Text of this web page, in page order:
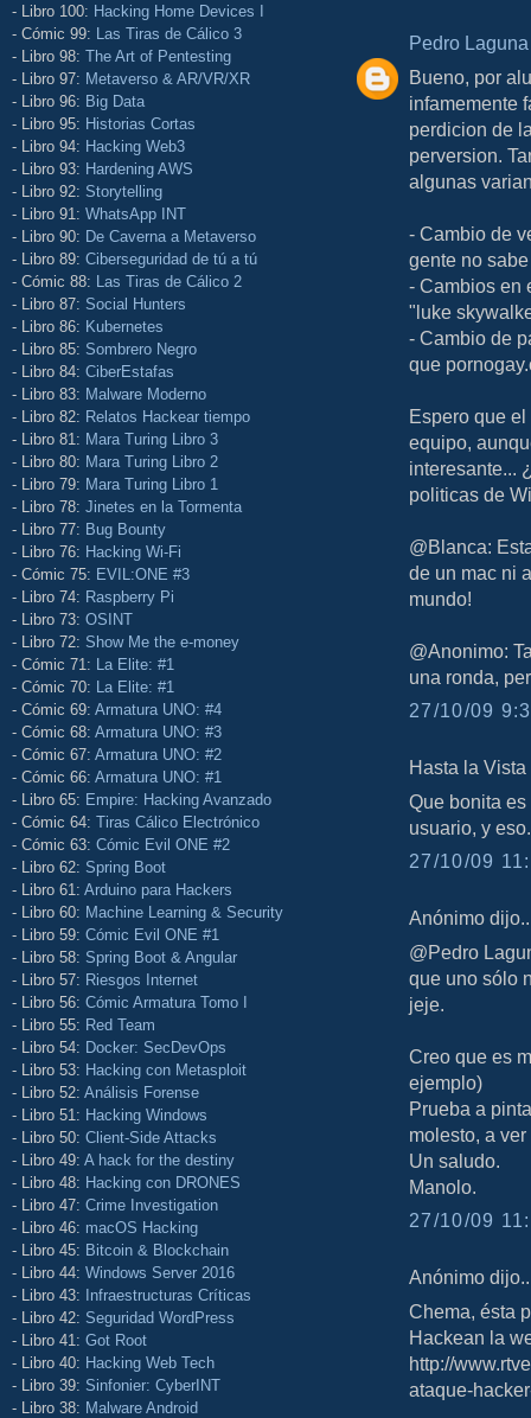
- Libro 100: Hacking Home Devices I
- Cómic 99: Las Tiras de Cálico 3
- Libro 98: The Art of Pentesting
- Libro 97: Metaverso & AR/VR/XR
- Libro 96: Big Data
- Libro 95: Historias Cortas
- Libro 94: Hacking Web3
- Libro 93: Hardening AWS
- Libro 92: Storytelling
- Libro 91: WhatsApp INT
- Libro 90: De Caverna a Metaverso
- Libro 89: Ciberseguridad de tú a tú
- Cómic 88: Las Tiras de Cálico 2
- Libro 87: Social Hunters
- Libro 86: Kubernetes
- Libro 85: Sombrero Negro
- Libro 84: CiberEstafas
- Libro 83: Malware Moderno
- Libro 82: Relatos Hackear tiempo
- Libro 81: Mara Turing Libro 3
- Libro 80: Mara Turing Libro 2
- Libro 79: Mara Turing Libro 1
- Libro 78: Jinetes en la Tormenta
- Libro 77: Bug Bounty
- Libro 76: Hacking Wi-Fi
- Cómic 75: EVIL:ONE #3
- Libro 74: Raspberry Pi
- Libro 73: OSINT
- Libro 72: Show Me the e-money
- Cómic 71: La Elite: #1
- Cómic 70: La Elite: #1
- Cómic 69: Armatura UNO: #4
- Cómic 68: Armatura UNO: #3
- Cómic 67: Armatura UNO: #2
- Cómic 66: Armatura UNO: #1
- Libro 65: Empire: Hacking Avanzado
- Cómic 64: Tiras Cálico Electrónico
- Cómic 63: Cómic Evil ONE #2
- Libro 62: Spring Boot
- Libro 61: Arduino para Hackers
- Libro 60: Machine Learning & Security
- Libro 59: Cómic Evil ONE #1
- Libro 58: Spring Boot & Angular
- Libro 57: Riesgos Internet
- Libro 56: Cómic Armatura Tomo I
- Libro 55: Red Team
- Libro 54: Docker: SecDevOps
- Libro 53: Hacking con Metasploit
- Libro 52: Análisis Forense
- Libro 51: Hacking Windows
- Libro 50: Client-Side Attacks
- Libro 49: A hack for the destiny
- Libro 48: Hacking con DRONES
- Libro 47: Crime Investigation
- Libro 46: macOS Hacking
- Libro 45: Bitcoin & Blockchain
- Libro 44: Windows Server 2016
- Libro 43: Infraestructuras Críticas
- Libro 42: Seguridad WordPress
- Libro 41: Got Root
- Libro 40: Hacking Web Tech
- Libro 39: Sinfonier: CyberINT
- Libro 38: Malware Android
Pedro Laguna
Bueno, por
infamemente
perdicion de
perversion.
algunas
- Cambio de
gente no
- Cambios en
"luke
- Cambio de
que
Espero que
equipo,
interesante...
politicas de
@Blanca:
de un mac ni
mundo!
@Anonimo:
una ronda,
27/10/09
Hasta la Vista
Que bonita
usuario, y
27/10/09
Anónimo
@Pedro
que uno sólo
jeje.
Creo que es
ejemplo)
Prueba a
molesto, a
Un saludo.
Manolo.
27/10/09
Anónimo
Chema, ésta
Hackean la
http://
ataque-